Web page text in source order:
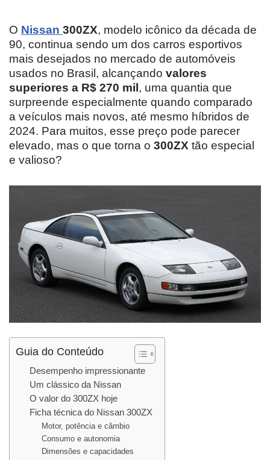
O Nissan 300ZX, modelo icônico da década de
90, continua sendo um dos carros esportivos
mais desejados no mercado de automóveis
usados no Brasil, alcançando valores
superiores a R$ 270 mil, uma quantia que
surpreende especialmente quando comparado
a veículos mais novos, até mesmo híbridos de
2024. Para muitos, esse preço pode parecer
elevado, mas o que torna o 300ZX tão especial
e valioso?
Guia do Conteúdo
Desempenho impressionante
Um clássico da Nissan
O valor do 300ZX hoje
Ficha técnica do Nissan 300ZX
Motor, potência e câmbio
Consumo e autonomia
Dimensões e capacidades